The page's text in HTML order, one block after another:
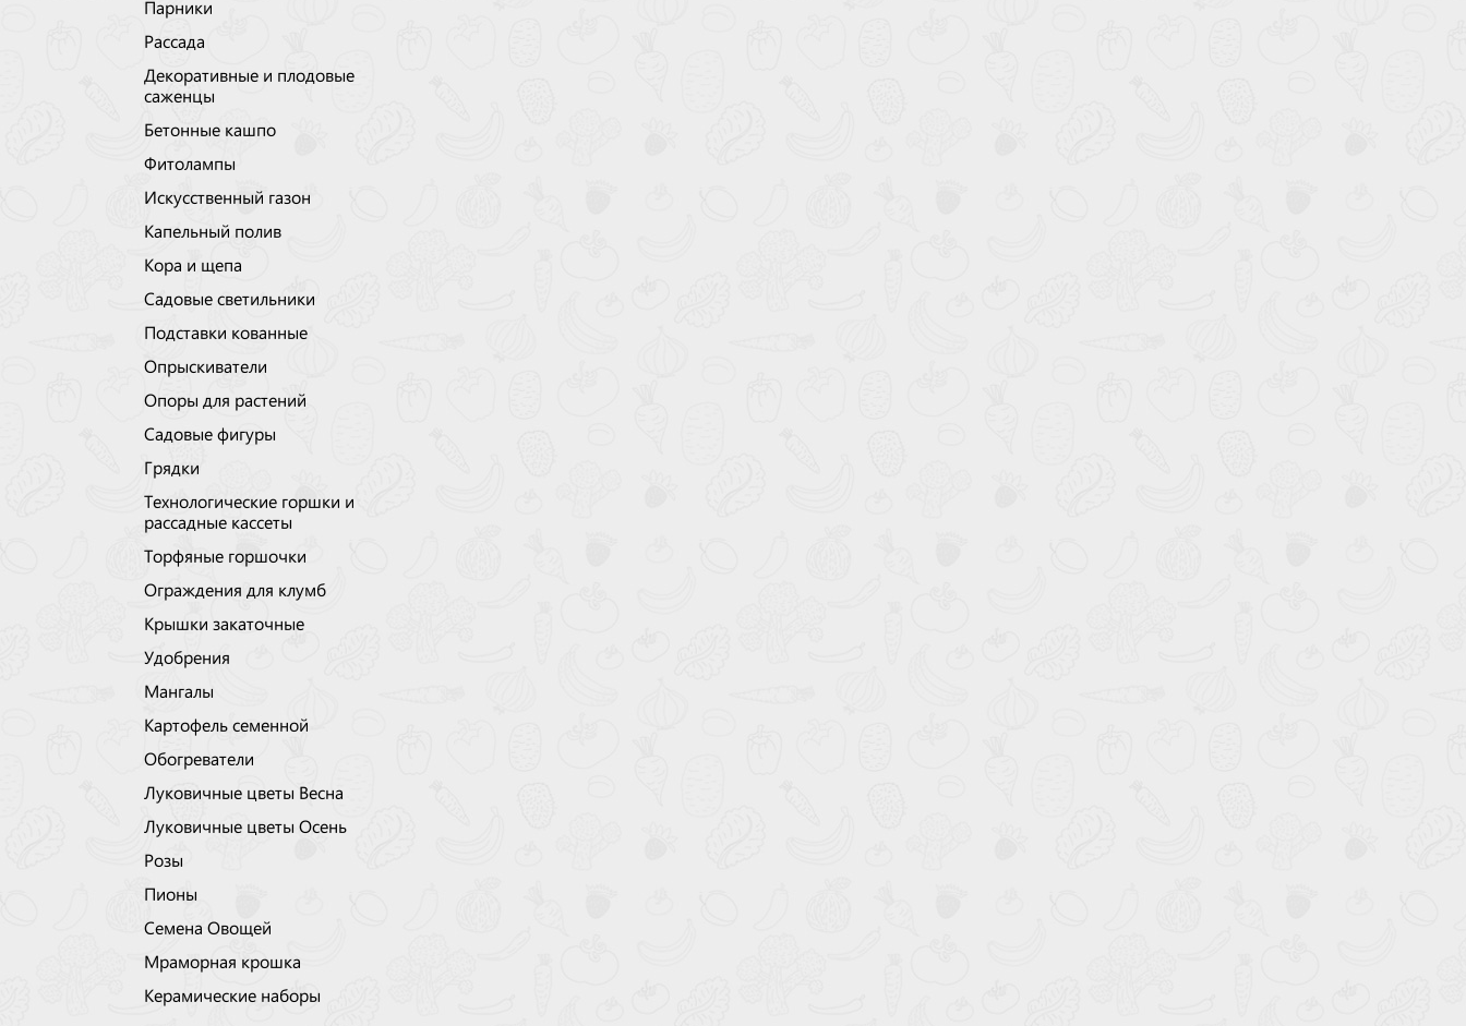
Парники
Рассада
Декоративные и плодовые
саженцы
Бетонные кашпо
Фитолампы
Искусственный газон
Капельный полив
Кора и щепа
Садовые светильники
Подставки кованные
Опрыскиватели
Опоры для растений
Садовые фигуры
Грядки
Технологические горшки и
рассадные кассеты
Торфяные горшочки
Ограждения для клумб
Крышки закаточные
Удобрения
Мангалы
Картофель семенной
Обогреватели
Луковичные цветы Весна
Луковичные цветы Осень
Розы
Пионы
Семена Овощей
Мраморная крошка
Керамические наборы